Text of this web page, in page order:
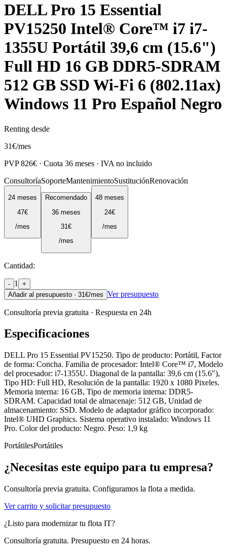
DELL Pro 15 Essential
PV15250 Intel® Core™ i7 i7-
1355U Portátil 39,6 cm (15.6")
Full HD 16 GB DDR5-SDRAM
512 GB SSD Wi-Fi 6 (802.11ax)
Windows 11 Pro Español Negro
Renting desde
31€/mes
PVP826€ · Cuota 36 meses · IVA no incluido
ConsultoríaSoporteMantenimientoSustituciónRenovación
24 meses
47€
/mes
Recomendado
36 meses
31 €
/mes
48 meses
24€
/mes
Cantidad:
- 1
+
Añadir al presupuesto · 31€/mes Ver presupuesto
Consultoría previa gratuita · Respuesta en 24h
Especificaciones
DELL Pro 15 Essential PV15250. Tipo de producto: Portátil, Factor
de forma: Concha. Familia de procesador: Intel® Core™ i7, Modelo
del procesador: i7-1355U. Diagonal de la pantalla: 39,6 cm (15.6"),
Tipo HD: Full HD, Resolución de la pantalla: 1920 x 1080 Pixeles.
Memoria interna: 16 GB, Tipo de memoria interna: DDR5-
SDRAM. Capacidad total de almacenaje: 512 GB, Unidad de
almacenamiento: SSD. Modelo de adaptador gráfico incorporado:
Intel® UHD Graphics. Sistema operativo instalado: Windows 11
Pro. Color del producto: Negro. Peso: 1,9 kg
PortátilesPortátiles
¿Necesitas este equipo para tu empresa?
Consultoría previa gratuita. Configuramos la flota a medida.
Ver carrito y solicitar presupuesto
¿Listo para modernizar tu flota IT?
Consultoría gratuita. Presupuesto en 24 horas.